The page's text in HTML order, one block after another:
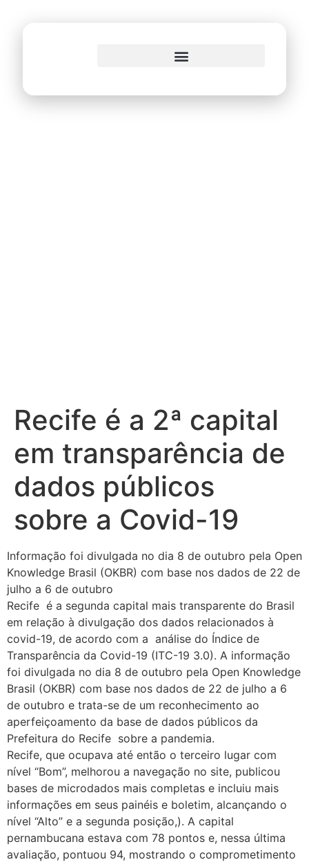
Recife é a 2ª capital
em transparência de
dados públicos
sobre a Covid-19
Informação foi divulgada no dia 8 de outubro pela Open
Knowledge Brasil (OKBR) com base nos dados de 22 de
julho a 6 de outubro
Recife é a segunda capital mais transparente do Brasil
em relação à divulgação dos dados relacionados à
covid-19, de acordo com a análise do Índice de
Transparência da Covid-19 (ITC-19 3.0). A informação
foi divulgada no dia 8 de outubro pela Open Knowledge
Brasil (OKBR) com base nos dados de 22 de julho a 6
de outubro e trata-se de um reconhecimento ao
aperfeiçoamento da base de dados públicos da
Prefeitura do Recife sobre a pandemia.
Recife, que ocupava até então o terceiro lugar com
nível “Bom”, melhorou a navegação no site, publicou
bases de microdados mais completas e incluiu mais
informações em seus painéis e boletim, alcançando o
nível “Alto” e a segunda posição,). A capital
pernambucana estava com 78 pontos e, nessa última
avaliação, pontuou 94, mostrando o comprometimento